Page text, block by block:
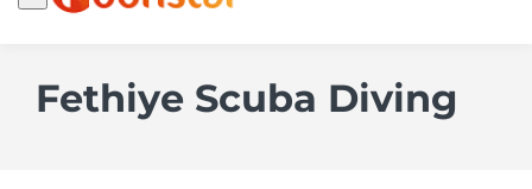
Fethiye Scuba Diving